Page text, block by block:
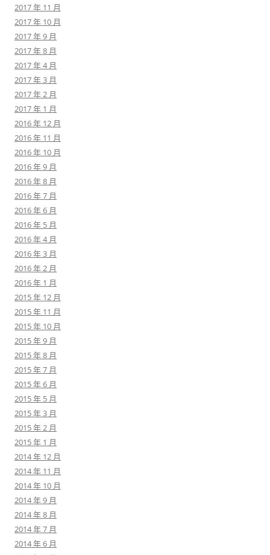
2017 年 11 月
2017 年 10 月
2017 年 9 月
2017 年 8 月
2017 年 4 月
2017 年 3 月
2017 年 2 月
2017 年 1 月
2016 年 12 月
2016 年 11 月
2016 年 10 月
2016 年 9 月
2016 年 8 月
2016 年 7 月
2016 年 6 月
2016 年 5 月
2016 年 4 月
2016 年 3 月
2016 年 2 月
2016 年 1 月
2015 年 12 月
2015 年 11 月
2015 年 10 月
2015 年 9 月
2015 年 8 月
2015 年 7 月
2015 年 6 月
2015 年 5 月
2015 年 3 月
2015 年 2 月
2015 年 1 月
2014 年 12 月
2014 年 11 月
2014 年 10 月
2014 年 9 月
2014 年 8 月
2014 年 7 月
2014 年 6 月